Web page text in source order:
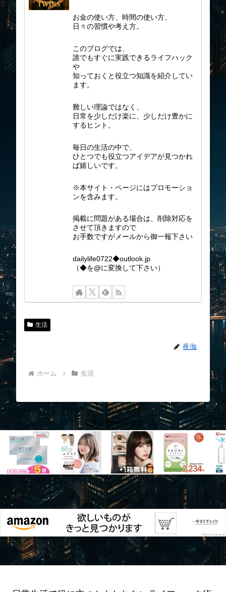
お金の使い方、時間の使い方、
日々の習慣や考え方。
このブログでは、
誰でもすぐに実践できるライフハック
や
知っておくと役立つ知識を紹介してい
ます。
難しい理論ではなく、
日常を少しだけ楽に、少しだけ豊かに
するヒント。
毎日の生活の中で、
ひとつでも役立つアイデアが見つかれ
ば嬉しいです。
※本サイト・ページにはプロモーショ
ンを含みます。
掲載に問題がある場合は、削除対応を
させて頂きますので
お手数ですがメールから御一報下さい
dailylife0722◆outlook.jp
（◆を@に変換して下さい）
生活
夜伽
ホーム 生活
スポンサーリンク
スポンサーリンク